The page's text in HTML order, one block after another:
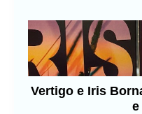
Vertigo e Iris
e